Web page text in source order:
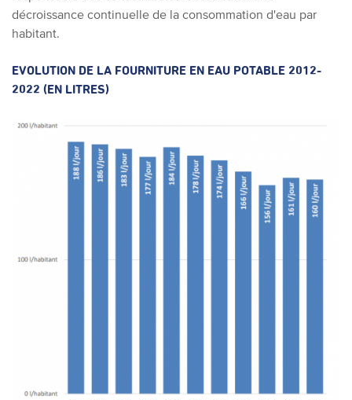
décroissance continuelle de la consommation d'eau par
habitant.
EVOLUTION DE LA FOURNITURE EN EAU POTABLE 2012-
2022 (EN LITRES)